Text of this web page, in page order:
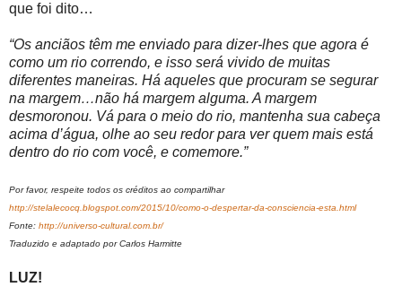
que foi dito…
“Os anciãos têm me enviado para dizer-lhes que agora é
como um rio correndo, e isso será vivido de muitas
diferentes maneiras. Há aqueles que procuram se segurar
na margem…não há margem alguma. A margem
desmoronou. Vá para o meio do rio, mantenha sua cabeça
acima d’água, olhe ao seu redor para ver quem mais está
dentro do rio com você, e comemore.”
Por favor, respeite todos os créditos ao compartilhar
http://stelalecocq.blogspot.com/2015/10/como-o-despertar-da-consciencia-esta.html
Fonte: http://universo-cultural.com.br/
Traduzido e adaptado por Carlos Harmitte
LUZ!